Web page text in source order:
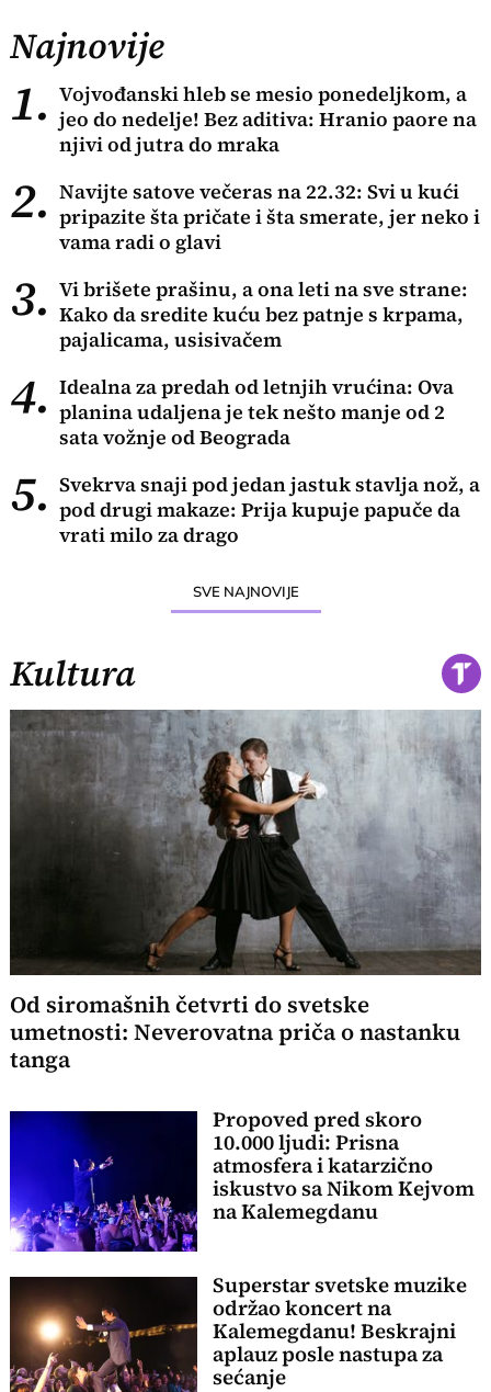
Najnovije
1. Vojvođanski hleb se mesio ponedeljkom, a
jeo do nedelje! Bez aditiva: Hranio paore na
njivi od jutra do mraka
2. Navijte satove večeras na 22.32: Svi u kući
pripazite šta pričate i šta smerate, jer neko i
vama radi o glavi
3. Vi brišete prašinu, a ona leti na sve strane:
Kako da sredite kuću bez patnje s krpama,
pajalicama, usisivačem
4. Idealna za predah od letnjih vrućina: Ova
planina udaljena je tek nešto manje od 2
sata vožnje od Beograda
5. Svekrva snaji pod jedan jastuk stavlja nož, a
pod drugi makaze: Prija kupuje papuče da
vrati milo za drago
SVE NAJNOVIJE
Kultura
Od siromašnih četvrti do svetske
umetnosti: Neverovatna priča o nastanku
tanga
Propoved pred skoro
10.000 ljudi: Prisna
atmosfera i katarzično
iskustvo sa Nikom Kejvom
na Kalemegdanu
Superstar svetske muzike
održao koncert na
Kalemegdanu! Beskrajni
aplauz posle nastupa za
sećanje